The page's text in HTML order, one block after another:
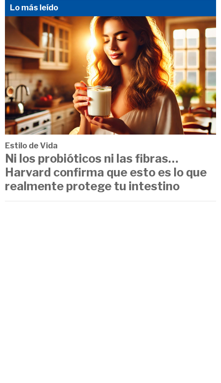
Lo más leído
Estilo de Vida
Ni los probióticos ni las fibras…
Harvard confirma que esto es lo que
realmente protege tu intestino